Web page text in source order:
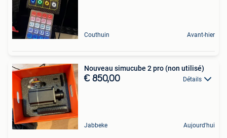
Couthuin Avant-hier
Nouveau simucube 2 pro (non utilisé)
€ 850,00 Détails
Jabbeke Aujourd'hui